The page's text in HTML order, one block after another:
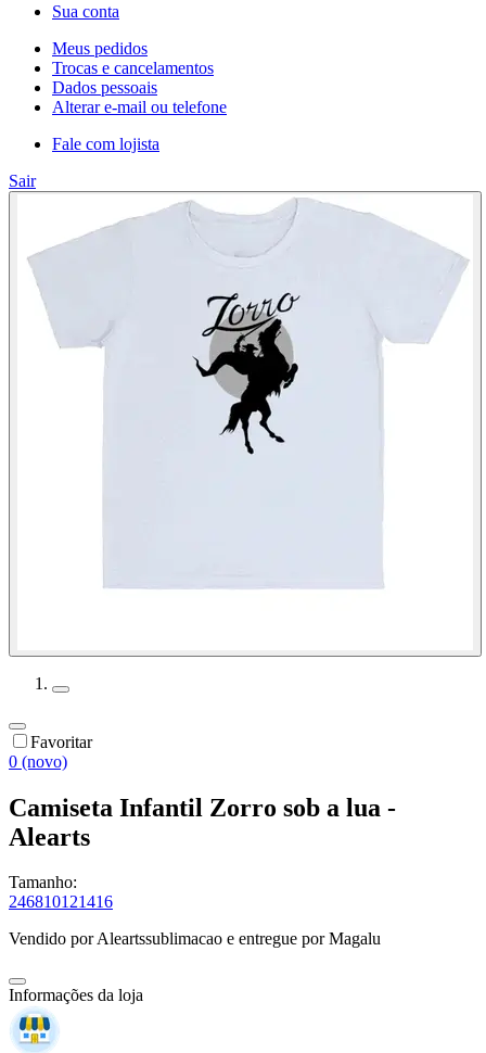
Sua conta
Meus pedidos
Trocas e cancelamentos
Dados pessoais
Alterar e-mail ou telefone
Fale com lojista
Sair
Favoritar
0 (novo)
Camiseta Infantil Zorro sob a lua -
Alearts
Tamanho:
246810121416
Vendido porAleartssublimacao e entregue por Magalu
Informações da loja